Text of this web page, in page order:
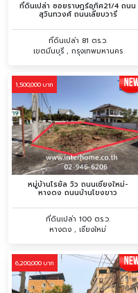
ที่ดินเปล่า ซอยราษฎร์อุทิศ21/4 ถนน
สุวินทวงศ์ ถนนเลียบวารี
ที่ดินเปล่า 81 ตร.ว.
เขตมีนบุรี , กรุงเทพมหานคร
1,500,000 บาท
หมู่บ้านโรยัล วิว ถนนเชียงใหม่-
หางดง ถนนบ้านโขงขาว
ที่ดินเปล่า 100 ตร.ว.
หางดง , เชียงใหม่
6,200,000 บาท